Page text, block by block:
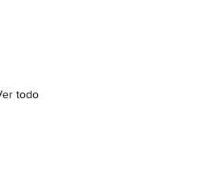
todo